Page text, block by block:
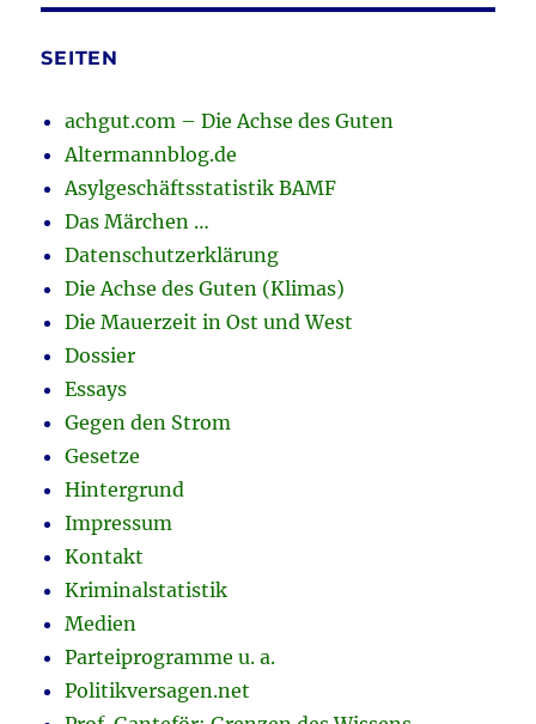
SEITEN
achgut.com – Die Achse des Guten
Altermannblog.de
Asylgeschäftsstatistik BAMF
Das Märchen …
Datenschutzerklärung
Die Achse des Guten (Klimas)
Die Mauerzeit in Ost und West
Dossier
Essays
Gegen den Strom
Gesetze
Hintergrund
Impressum
Kontakt
Kriminalstatistik
Medien
Parteiprogramme u. a.
Politikversagen.net